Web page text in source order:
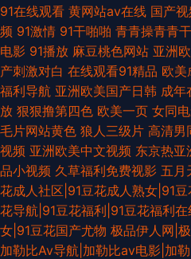
91在线观看 黄网站av在线 国产视
频 91激情 91干啪啪 青青操青青干
电影 91播放 麻豆桃色网站 亚洲
产刺激对白 在线观看91精品 欧美
福利导航 亚洲欧美国产日韩 成年
放 狠狠撸第四色 欧美一页 女同
毛片网站黄色 狼人三级片 高清男
视频 亚洲欧美中文视频 东京热亚
品小视频 久草福利免费视影 五月
花成人社区|91豆花成人熟女|91
花导航|91豆花福利|91豆花福利
女|91豆花国产尤物 极品伊人网|
加勒比Av导航|加勒比av电影|加